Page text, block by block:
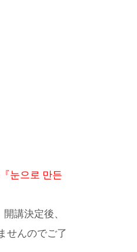
눈으로 만든
講決定後、
せんのでご了